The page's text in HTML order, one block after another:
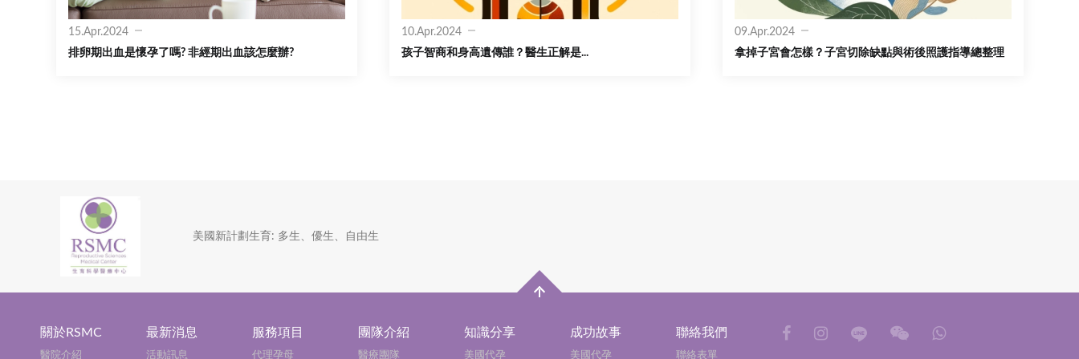
15.Apr.2024
排卵期出血是懷孕了嗎? 非經期出血該怎麼辦?
10.Apr.2024
孩子智商和身高遺傳誰？醫生正解是...
09.Apr.2024
拿掉子宮會怎樣？子宮切除缺點與術後照護指導總整理
美國新計劃生育: 多生、優生、自由生
關於RSMC
醫院介紹
最新消息
活動訊息
服務項目
代理孕母
團隊介紹
醫療團隊
知識分享
美國代孕
成功故事
美國代孕
聯絡我們
聯絡表單